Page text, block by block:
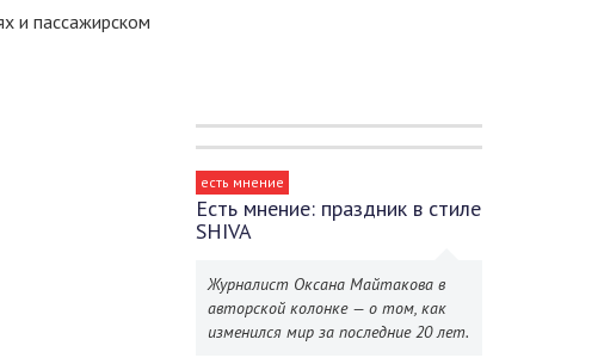
и пассажирском
есть мнение
Есть мнение: праздник в стиле
SHIVA
Журналист Оксана Майтакова в
авторской колонке — о том, как
изменился мир за последние 20 лет.